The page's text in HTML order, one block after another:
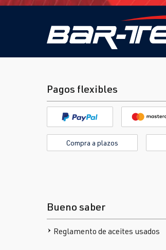
Pagos flexibles
Compra a plazos
Bueno saber
Reglamento de aceites usados